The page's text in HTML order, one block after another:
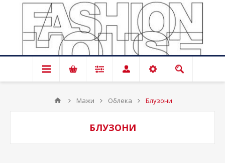
Мажи Облека Блузони
БЛУЗОНИ